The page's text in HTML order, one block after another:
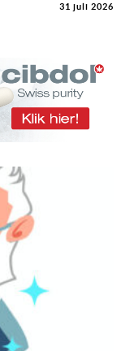
31 juli 2026